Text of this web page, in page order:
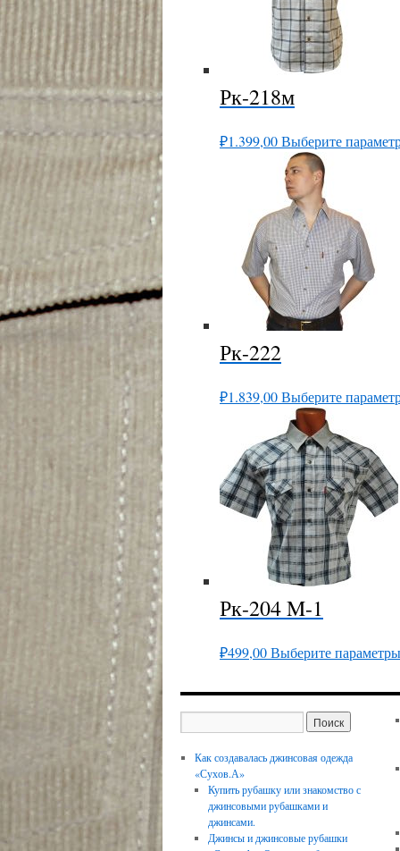
Рк-218м
₽1.399,00Выберите
Рк-222
₽1.839,00Выберите
Рк-204 M-1
₽499,00Выберите параметры
Как создавалась джинсовая одежда
«Сухов.А»
Купить рубашку или знакомство с
джинсовыми рубашками и
джинсами.
Джинсы и джинсовые рубашки